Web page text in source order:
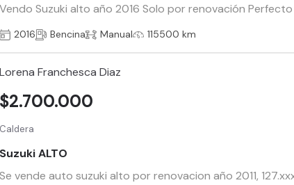
Vendo Suzuki alto año 2016 Solo por renovación
2016 Bencina Manual 115500 km
Lorena Franchesca Diaz
Caldera
Suzuki ALTO
Se vende auto suzuki alto por renovacion año 2011,
$2.700.000